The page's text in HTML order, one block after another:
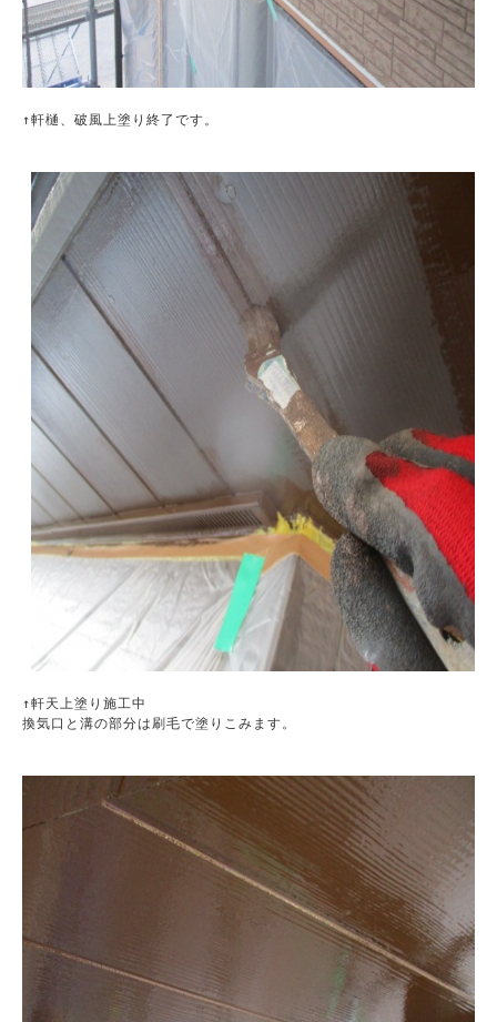
↑軒樋、破風上塗り終了です。
↑軒天上塗り施工中
換気口と溝の部分は刷毛で塗りこみます。